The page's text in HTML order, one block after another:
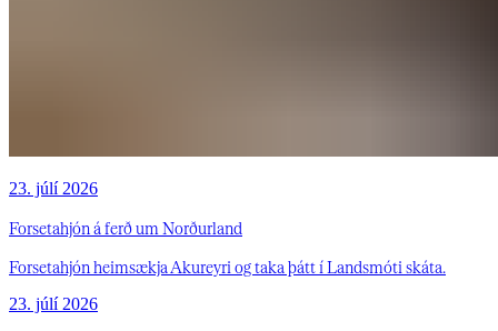
23. júlí 2026
Forsetahjón á ferð um Norðurland
Forsetahjón heimsækja Akureyri og taka þátt í Landsmóti skáta.
23. júlí 2026